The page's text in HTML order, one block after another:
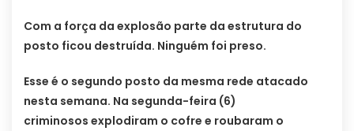
Com a força da explosão parte da estrutura do
posto ficou destruída. Ninguém foi preso.
Esse é o segundo posto da mesma rede atacado
nesta semana. Na segunda-feira (6)
criminosos explodiram o cofre e roubaram o